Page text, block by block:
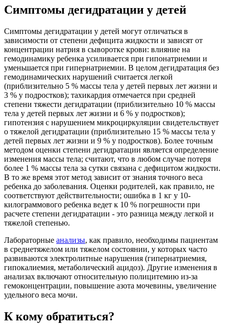
Симптомы дегидратации у детей
Симптомы дегидратации у детей могут отличаться в
зависимости от степени дефицита жидкости и зависят от
концентрации натрия в сыворотке крови: влияние на
гемодинамику ребенка усиливается при гипонатриемии и
уменьшается при гипернатриемии. В целом дегидратация без
гемодинамических нарушений считается легкой
(приблизительно 5 % массы тела у детей первых лет жизни и
3 % у подростков); тахикардия отмечается при средней
степени тяжести дегидратации (приблизительно 10 % массы
тела у детей первых лет жизни и 6 % у подростков);
гипотензия с нарушением микроциркуляции свидетельствует
о тяжелой дегидратации (приблизительно 15 % массы тела у
детей первых лет жизни и 9 % у подростков). Более точным
методом оценки степени дегидратации является определение
изменения массы тела; считают, что в любом случае потеря
более 1 % массы тела за сутки связана с дефицитом жидкости.
В то же время этот метод зависит от знания точного веса
ребенка до заболевания. Оценки родителей, как правило, не
соответствуют действительности; ошибка в 1 кг у 10-
килограммового ребенка ведет к 10 % погрешности при
расчете степени дегидратации - это разница между легкой и
тяжелой степенью.
Лабораторные анализы, как правило, необходимы пациентам
в среднетяжелом или тяжелом состоянии, у которых часто
развиваются электролитные нарушения (гипернатриемия,
гипокалиемия, метаболический ацидоз). Другие изменения в
анализах включают относительную полицитемию из-за
гемоконцентрации, повышение азота мочевины, увеличение
удельного веса мочи.
К кому обратиться?